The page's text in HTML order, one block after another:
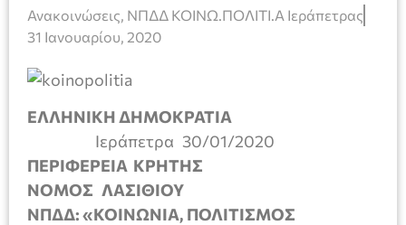
Ανακοινώσεις ΝΠΔΔ ΚΟΙΝΩ.ΠΟΛΙΤΙ.Α Ιεράπετρας
31 Ιανουαρίου, 2020
ΕΛΛΗΝΙΚΗ ΔΗΜΟΚΡΑΤΙΑ
Ιεράπετρα 30/01/2020
ΠΕΡΙΦΕΡΕΙΑ ΚΡΗΤΗΣ
ΝΟΜΟΣ ΛΑΣΙΘΙΟΥ
ΝΠΔΔ: «ΚΟΙΝΩΝΙΑ, ΠΟΛΙΤΙΣΜΟΣ